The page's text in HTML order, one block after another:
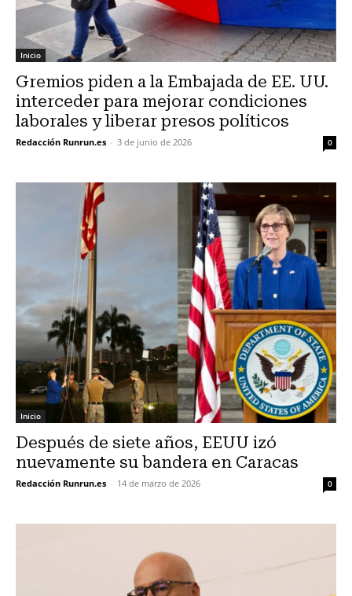
Inicio
Gremios piden a la Embajada de EE. UU.
interceder para mejorar condiciones
laborales y liberar presos políticos
Redacción Runrun.es - 3 de junio de 2026 0
Inicio
Después de siete años, EEUU izó
nuevamente su bandera en Caracas
Redacción Runrun.es - 14 de marzo de 2026 0